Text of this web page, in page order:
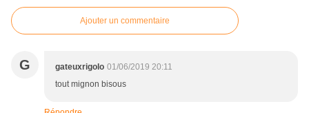
Ajouter un commentaire
G gateuxrigolo 01/06/2019 20:11
tout mignon bisous